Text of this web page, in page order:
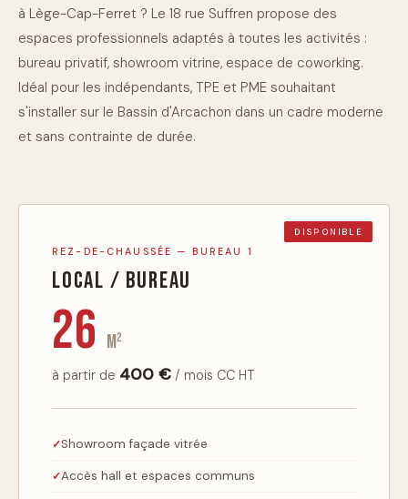
à Lège-Cap-Ferret ? Le 18 rue Suffren propose des
espaces professionnels adaptés à toutes les activités :
bureau privatif, showroom vitrine, espace de coworking.
Idéal pour les indépendants, TPE et PME souhaitant
s'installer sur le Bassin d'Arcachon dans un cadre moderne
et sans contrainte de durée.
DISPONIBLE
REZ-DE-CHAUSSÉE — BUREAU 1
Local / Bureau
26 m²
à partir de 400 € / mois CC HT
Showroom façade vitrée
Accès hall et espaces communs